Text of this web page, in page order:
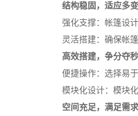
结构稳固，适应多
强化支撑：帐篷设
灵活搭建：确保帐
高效搭建，争分夺秒
便捷操作：选择易
模块化设计：模块
空间充足，满足需求